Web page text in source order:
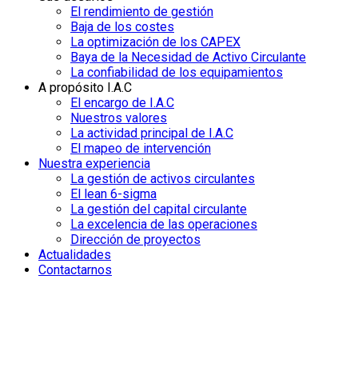
El rendimiento de gestión
Baja de los costes
La optimización de los CAPEX
Baya de la Necesidad de Activo Circulante
La confiabilidad de los equipamientos
A propósito I.A.C
El encargo de I.A.C
Nuestros valores
La actividad principal de I.A.C
El mapeo de intervención
Nuestra experiencia
La gestión de activos circulantes
El lean 6-sigma
La gestión del capital circulante
La excelencia de las operaciones
Dirección de proyectos
Actualidades
Contactarnos